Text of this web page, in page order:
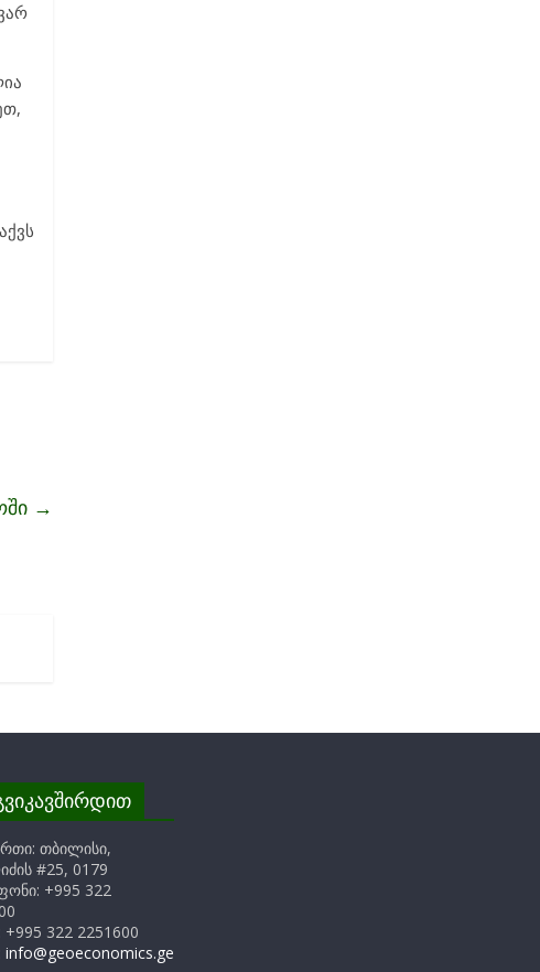
→
თბილისი,
#25, 0179
+995 322
+995 322 2251600
info@geoeconomics.ge